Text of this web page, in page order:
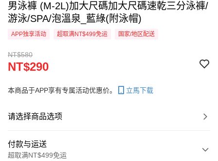
男泳褲 (M-2L)加大尺碼加大尺碼速乾三分泳褲/
游泳/SPA/泡溫泉_藍綠(附泳帽)
APP独享活动 超取满NT$499免运 国家/地区配送
NT$580
NT$290
本商品于APP享有专属活动优惠价。 立馬下载
请选择商品选项
付款与运送
超取满NT$499免运